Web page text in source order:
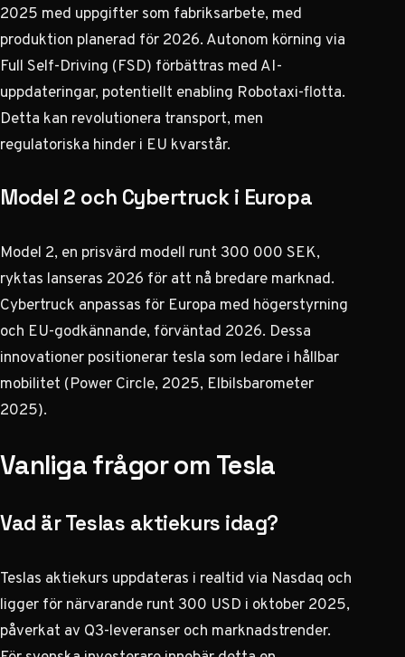
2025 med uppgifter som fabriksarbete, med
produktion planerad för 2026. Autonom körning via
Full Self-Driving (FSD) förbättras med AI-
uppdateringar, potentiellt enabling Robotaxi-flotta.
Detta kan revolutionera transport, men
regulatoriska hinder i EU kvarstår.
Model 2 och Cybertruck i Europa
Model 2, en prisvärd modell runt 300 000 SEK,
ryktas lanseras 2026 för att nå bredare marknad.
Cybertruck anpassas för Europa med högerstyrning
och EU-godkännande, förväntad 2026. Dessa
innovationer positionerartesla som ledare i hållbar
mobilitet (Power Circle, 2025, Elbilsbarometer
2025).
Vanliga frågor om Tesla
Vad är Teslas aktiekurs idag?
Teslas aktiekurs uppdateras i realtid via Nasdaq och
ligger för närvarande runt 300 USD i oktober 2025,
påverkat av Q3-leveranser och marknadstrender.